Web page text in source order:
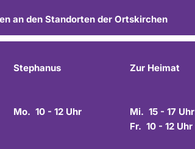
an den Standorten der Ortskirchen
Stephanus
Mo. 10 - 12 Uhr
Zur Heimat
Mi. 15 - 17 Uhr
Fr. 10 - 12 Uhr